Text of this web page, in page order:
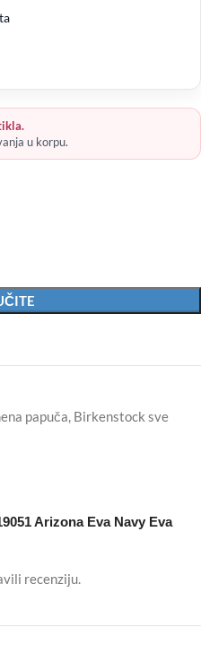
u korpu.
papuča, Birkenstock sve
Arizona Eva Navy Eva
recenziju.